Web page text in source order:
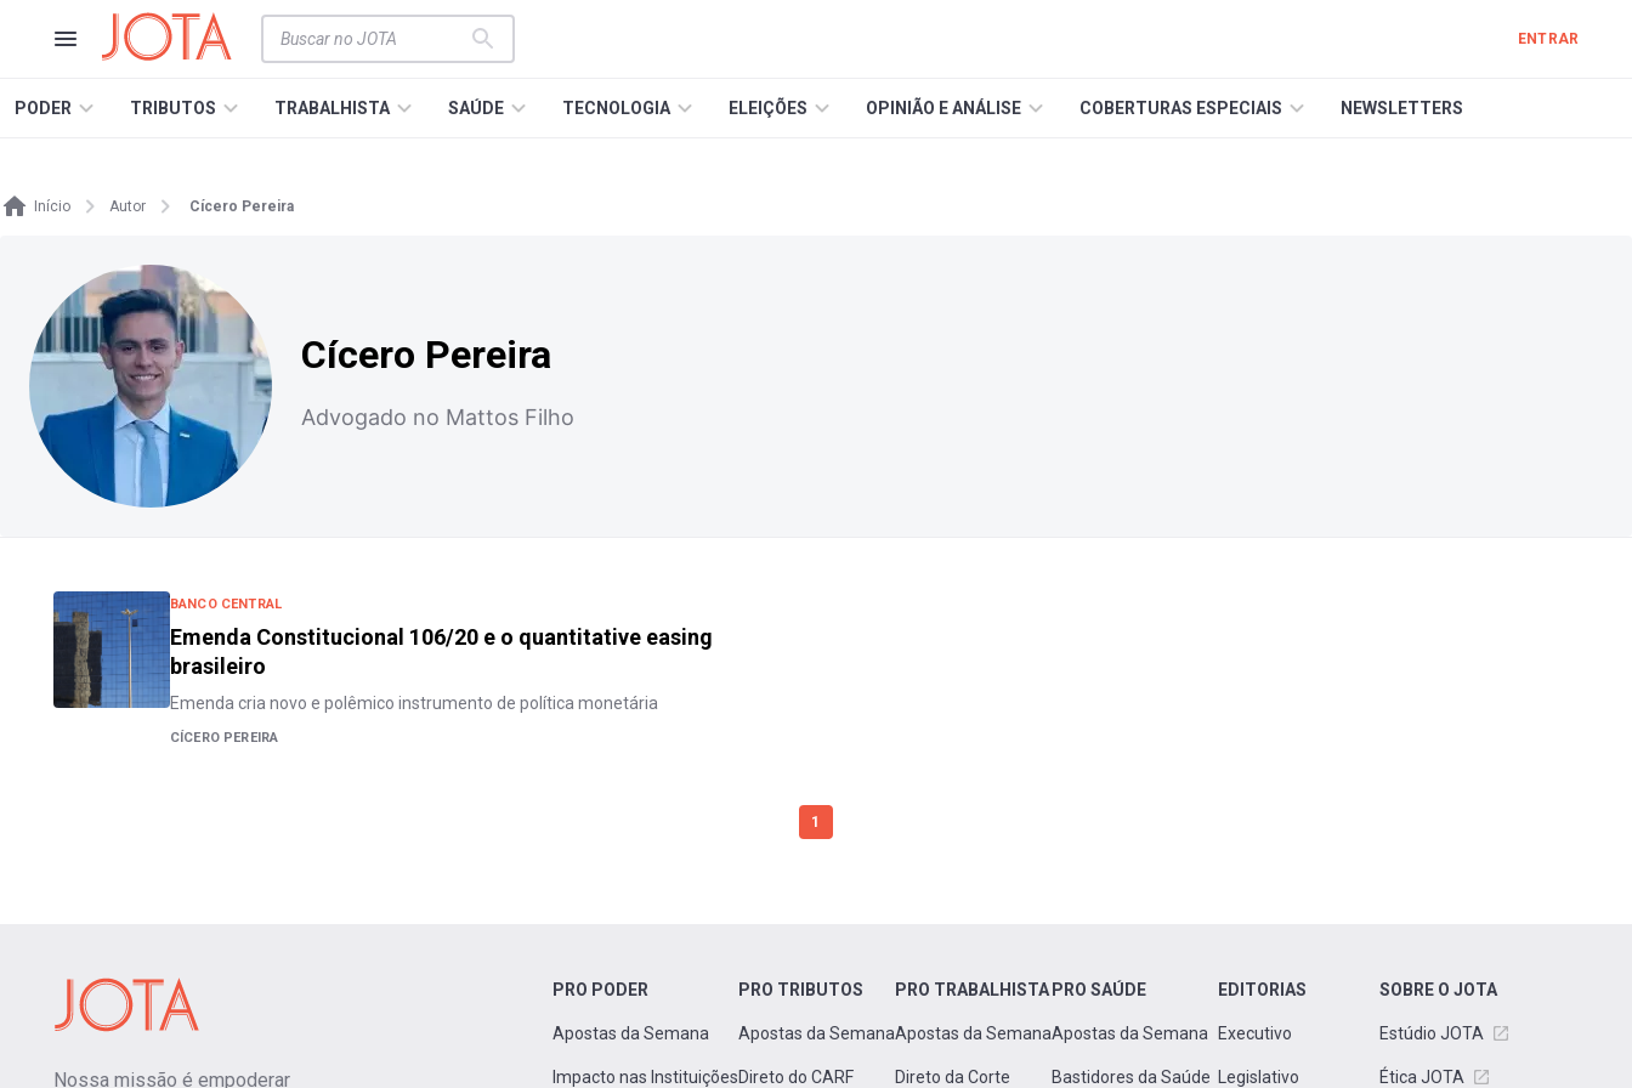
ENTRAR
PODER TRIBUTOS TRABALHISTA SAÚDE TECNOLOGIA ELEIÇÕES OPINIÃO E ANÁLISE COBERTURAS ESPECIAIS NEWSLETTERS
Início Autor Cícero Pereira
Cícero Pereira
Advogado no Mattos Filho
BANCO CENTRAL
Emenda Constitucional 106/20 e o quantitative easing
brasileiro
Emenda cria novo e polêmico instrumento de política monetária
CÍCERO PEREIRA
1
Nossa missão é empoderar
PRO PODER
Apostas da Semana
Impacto nas Instituições
PRO TRIBUTOS
Apostas da Semana
Direto do CARF
PRO TRABALHISTA
Apostas da Semana
Direto da Corte
PRO SAÚDE
Apostas da Semana
Bastidores da Saúde
EDITORIAS
Executivo
Legislativo
SOBRE O JOTA
Estúdio JOTA
Ética JOTA